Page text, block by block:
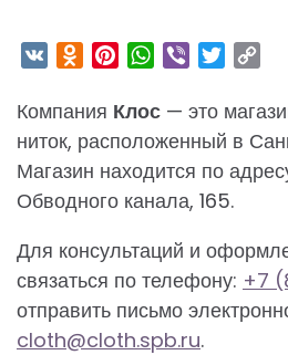
VK Odnoklassniki
PinterestWhatsApp
Viber Twitter
Компания Клос — это
ниток, расположенный в
Магазин находится по
Обводного канала, 165.
Для консультаций и
связаться по телефону: +7
отправить письмо
cloth@cloth.spb.ru.